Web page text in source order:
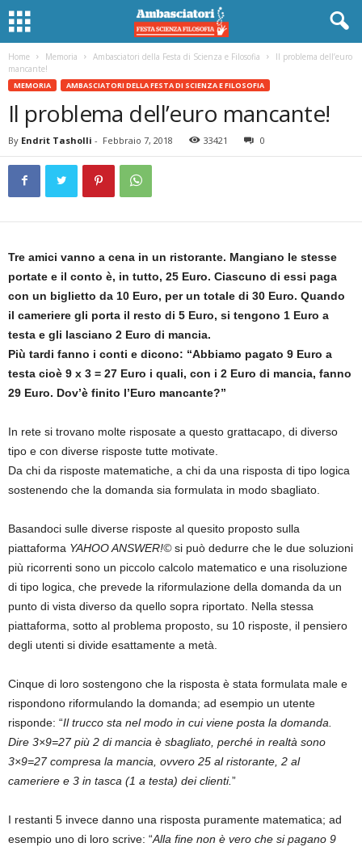
Home Memoria Ambasciatori della Festa di Scienza e Filosofia
Il problema dell’euro
mancante!
MEMORIA AMBASCIATORI DELLA FESTA DI SCIENZA E FILOSOFIA
Il problema dell’euro mancante!
By Endrit Tasholli - Febbraio 7, 2018 33421 0
Tre amici vanno a cena in un ristorante. Mangiano le stesse
portate e il conto è, in tutto, 25 Euro. Ciascuno di essi paga
con un biglietto da 10 Euro, per un totale di 30 Euro. Quando
il cameriere gli porta il resto di 5 Euro, si tengono 1 Euro a
testa e gli lasciano 2 Euro di mancia.
Più tardi fanno i conti e dicono: “Abbiamo pagato 9 Euro a
testa cioè 9 x 3 = 27 Euro i quali, con i 2 Euro di mancia, fanno
29 Euro. Dov’è finito l’Euro mancante?”
In rete si trovano molte risposate a questo grattacapo, di diverso
tipo e con diverse risposte tutte motivate.
Da chi da risposte matematiche, a chi da una risposta di tipo logica
sostenendo che la domanda sia formulata in modo sbagliato.
Basandoci sulle diverse risposte al quesito proposto sulla
piattaforma YAHOO ANSWER!©si può dedurre che le due soluzioni
più ricorrenti sono un piccolo calcolo matematico e una risoluzione
di tipo logica, che prevede la riformulazione della domanda da un
punto di vista diverso da quello sopra riportato. Nella stessa
piattaforma, sotto al problema proposto, su 10 risposte, il pensiero
degli utenti si divide esattamente a metà.
Cinque di loro sostengono che la risposta è stata formulata male e
rispondono riformulando la domanda; ad esempio un utente
risponde: “Il trucco sta nel modo in cui viene posta la domanda.
Dire 3×9=27 più 2 di mancia è sbagliato, perché in realtà sono
3×9=27 compresa la mancia, ovvero 25 al ristorante, 2 al
cameriere e 3 in tasca (1 a testa) dei clienti.”
I restanti 5 invece danno una risposta puramente matematica; ad
esempio uno di loro scrive: “Alla fine non è vero che si pagano 9